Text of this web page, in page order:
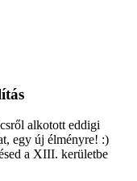
alkotott eddigi
egy új élményre! :)
a XIII. kerületbe